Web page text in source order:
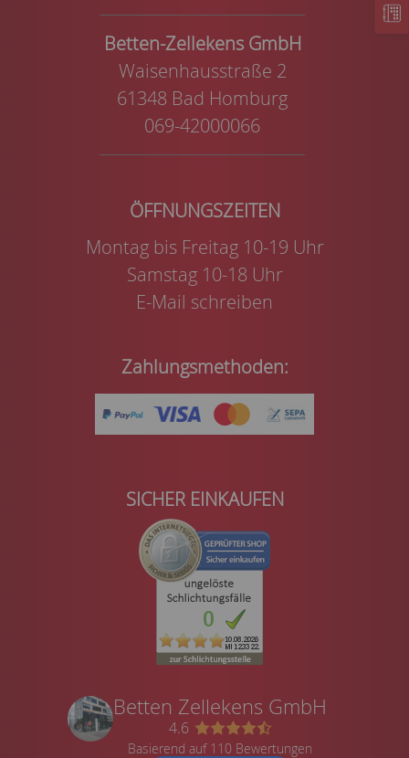
Betten-Zellekens GmbH
Waisenhausstraße 2
61348 Bad Homburg
069-42000066
Montag bis Freitag 10-19 Uhr
Samstag 10-18 Uhr
E-Mail schreiben
Zahlungsmethoden:
SICHER EINKAUFEN
Betten Zellekens GmbH
4.6
Basierend auf 110 Bewertungen